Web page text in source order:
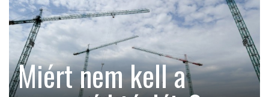
KÖZEL-KELET
AUSZTRÁLIA
Miért nem kell a